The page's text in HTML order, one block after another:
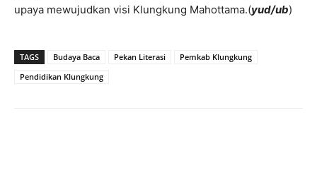
upaya mewujudkan visi Klungkung Mahottama.(yud/ub)
TAGS Budaya Baca Pekan Literasi
Pemkab Klungkung
Pendidikan Klungkung